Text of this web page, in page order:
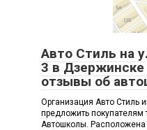
Авто Стиль на
3 в
отзывы об
Организация Авто Стиль
предложить покупателям
Автошколы. Расположена